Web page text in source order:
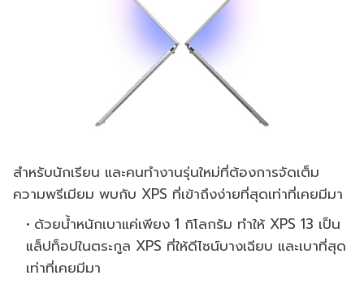
สำหรับนักเรียน และคนทำงานรุ่นใหม่ที่ต้องการจัดเต็ม
ความพรีเมียม พบกับ XPS ที่เข้าถึงง่ายที่สุดเท่าที่เคยมีมา
ด้วยน้ำหนักเบาแค่เพียง 1 กิโลกรัม ทำให้ XPS 13 เป็น
แล็ปท็อปในตระกูล XPS ที่ให้ดีไซน์บางเฉียบ และเบาที่สุด
เท่าที่เคยมีมา